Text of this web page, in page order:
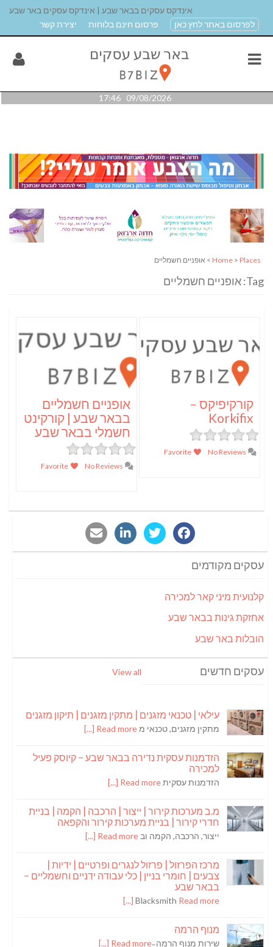
אינדקס עסקים בבאר שבע | אינדקס עסקים באר שבע
לפרסום באתר לחץ כאן
פרסום חינם בלוחות יצירת קשר
09/08/2026 17:46
Home > Places > אופניים חשמליים
Tag: אופניים חשמליים
קורקיפיקס –
Korkifix
אופניים חשמליים
בבאר שבע | קורקינט
חשמלי בבאר שבע
עסקים מקודמים
קלנועית מיני קאר למכירה
אחזקת גינות בבאר שבע
הובלות באר שבע
עסקים חדשים View all
עילאי | טכנאי מזגנים | מתקין מזגנים | תיקון מזגנים
מתקין מזגנים, טכנאי מRead more [...]
הזדמנות עסקית נדירה בבאר שבע – קיוסק פעיל
למכירה
הזדמנות עסקיתRead more [...]
מ.ב מערכות קירור | ייצור | הרכבה | הקמה | בניית
חדרי קירור | בניית מערכות קירור והקפאה
ייצור, הרכבה, הקמה וב Read more [...]
מרכז הפרזול | פרזול לנגרים ופרטיים | ידיות |
צבעים | חומרי בניין | כלי עבודה ידניים וחשמליים –
בבאר שבע
Blacksmith Read more [...]
מנוף הרמה
שירות מנוף הרמה ̵Read more [...]